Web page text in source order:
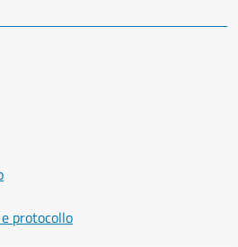
protocollo